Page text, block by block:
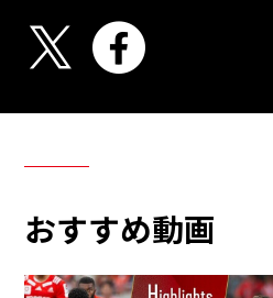
おすすめ動画